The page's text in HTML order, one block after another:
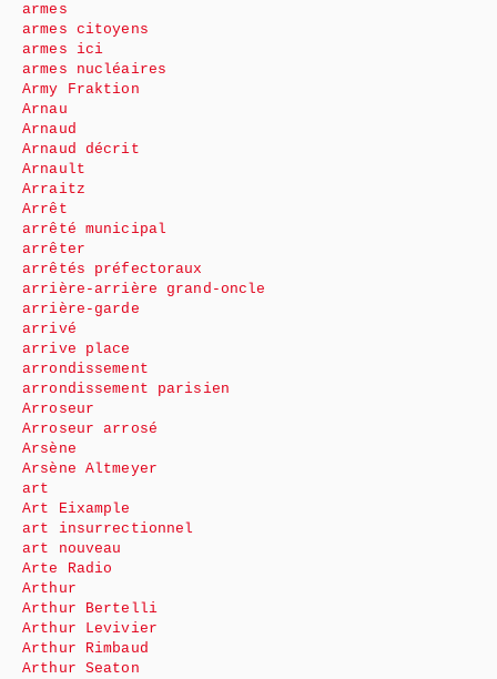
armes
armes citoyens
armes ici
armes nucléaires
Army Fraktion
Arnau
Arnaud
Arnaud décrit
Arnault
Arraitz
Arrêt
arrêté municipal
arrêter
arrêtés préfectoraux
arrière-arrière grand-oncle
arrière-garde
arrivé
arrive place
arrondissement
arrondissement parisien
Arroseur
Arroseur arrosé
Arsène
Arsène Altmeyer
art
Art Eixample
art insurrectionnel
art nouveau
Arte Radio
Arthur
Arthur Bertelli
Arthur Levivier
Arthur Rimbaud
Arthur Seaton